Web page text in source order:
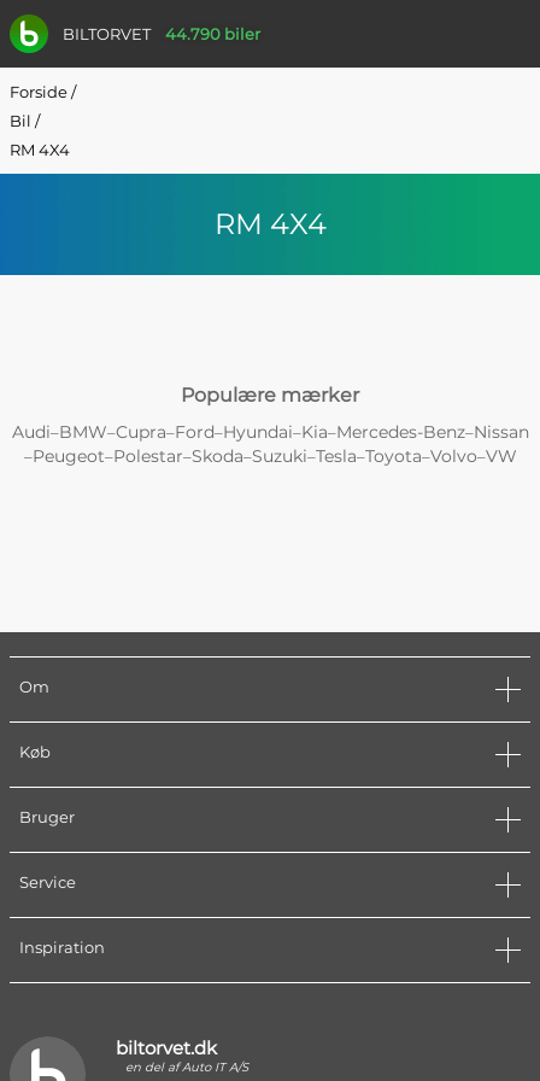
BILTORVET 44.790 biler
Forside/
Bil /
RM 4X4
RM 4X4
Populære mærker
Audi–BMW–Cupra–Ford–Hyundai–Kia–Mercedes-Benz–Nissan
–Peugeot–Polestar–Skoda–Suzuki–Tesla–Toyota–Volvo–VW
Om
Køb
Bruger
Service
Inspiration
biltorvet.dk
en del af Auto IT A/S